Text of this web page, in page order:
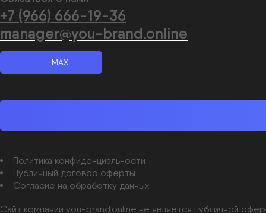
+7 (966) 666-19-36
manager@you-brand.online
Политика конфиденциальности
Публичный договор оферты
Согласие на обработку данных
Сайт компании you-brand.online не является публичной
MAX